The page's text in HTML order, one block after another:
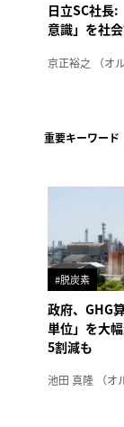
日立SC社長:
意識」を社
重要キーワード
#脱炭素
政府、GHG
単位」を大
5割減も